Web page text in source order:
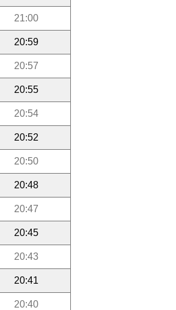
21:00
20:59
20:57
20:55
20:54
20:52
20:50
20:48
20:47
20:45
20:43
20:41
20:40